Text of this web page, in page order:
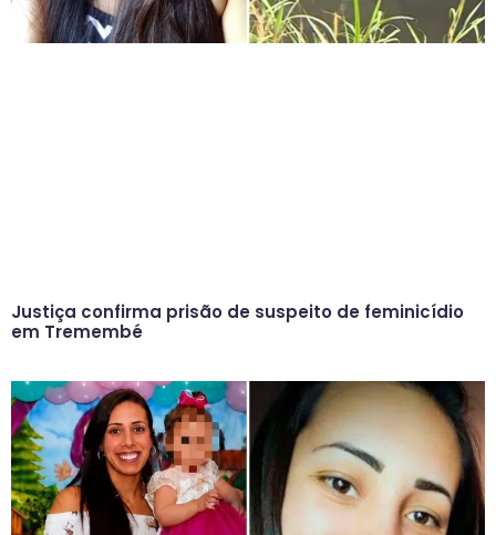
Justiça confirma prisão de suspeito de feminicídio
em Tremembé